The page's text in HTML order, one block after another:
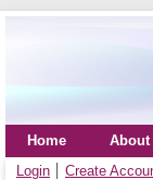
Home About
Login
Create